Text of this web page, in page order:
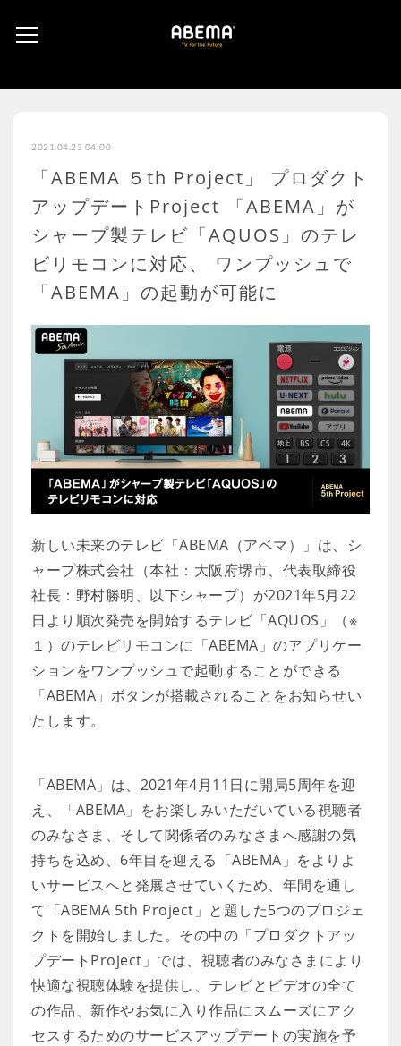
2021.04.23 04:00
「ABEMA ５th Project」 プロダクト
アップデートProject 「ABEMA」が
シャープ製テレビ「AQUOS」のテレ
ビリモコンに対応、 ワンプッシュで
「ABEMA」の起動が可能に
新しい未来のテレビ「ABEMA（アベマ）」は、シ
ャープ株式会社（本社：大阪府堺市、代表取締役
社長：野村勝明、以下シャープ）が2021年5月22
日より順次発売を開始するテレビ「AQUOS」（※
１）のテレビリモコンに「ABEMA」のアプリケー
ションをワンプッシュで起動することができる
「ABEMA」ボタンが搭載されることをお知らせい
たします。
「ABEMA」は、2021年4月11日に開局5周年を迎
え、「ABEMA」をお楽しみいただいている視聴者
のみなさま、そして関係者のみなさまへ感謝の気
持ちを込め、6年目を迎える「ABEMA」をよりよ
いサービスへと発展させていくため、年間を通し
て「ABEMA 5th Project」と題した5つのプロジェ
クトを開始しました。その中の「プロダクトアッ
プデートProject」では、視聴者のみなさまにより
快適な視聴体験を提供し、テレビとビデオの全て
の作品、新作やお気に入り作品にスムーズにアク
セスするためのサービスアップデートの実施を予